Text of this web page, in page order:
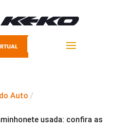
Auto /
usada: confira as